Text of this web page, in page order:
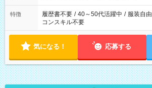
特徴 履歴書不要 / 40～50代活躍中 / 服装自由
コンスキル不要
気になる！ 応募する